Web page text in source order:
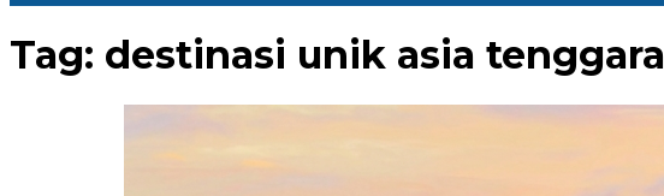
Tag: destinasi unik asia tenggara